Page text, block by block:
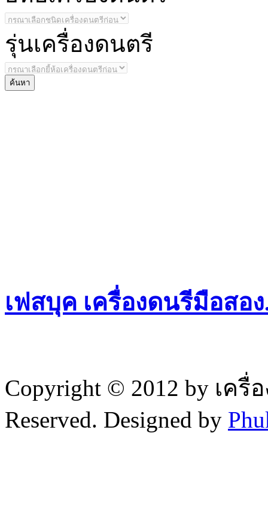
รุ่นเครื่องดนตรี
เฟสบุค เครื่องดนรีมือสอง
Copyright © 2012 by เค
Reserved. Designed by